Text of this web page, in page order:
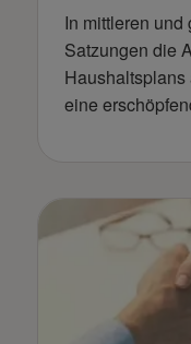
In mittleren
Satzungen die
eine